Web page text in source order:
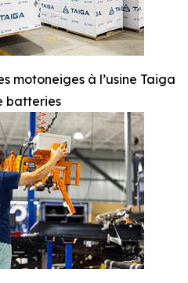
motoneiges à l’usine Taiga
batteries